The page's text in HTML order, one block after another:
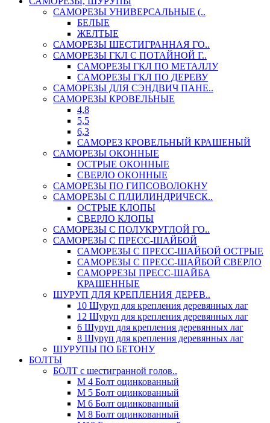
САМОРЕЗЫ УНИВЕРСАЛЬНЫЕ (..
БЕЛЫЕ
ЖЕЛТЫЕ
САМОРЕЗЫ ШЕСТИГРАННАЯ ГО..
САМОРЕЗЫ ГКЛ С ПОТАЙНОЙ Г..
САМОРЕЗЫ ГКЛ ПО МЕТАЛЛУ
САМОРЕЗЫ ГКЛ ПО ДЕРЕВУ
САМОРЕЗЫ ДЛЯ СЭНДВИЧ ПАНЕ..
САМОРЕЗЫ КРОВЕЛЬНЫЕ
4,8
5,5
6,3
САМОРЕЗ КРОВЕЛЬНЫЙ КРАШЕНЫЙ
САМОРЕЗЫ ОКОННЫЕ
ОСТРЫЕ ОКОННЫЕ
СВЕРЛО ОКОННЫЕ
САМОРЕЗЫ ПО ГИПСОВОЛОКНУ
САМОРЕЗЫ С П/ЦИЛИНДРИЧЕСК..
ОСТРЫЕ КЛОПЫ
СВЕРЛО КЛОПЫ
САМОРЕЗЫ С ПОЛУКРУГЛОЙ ГО..
САМОРЕЗЫ С ПРЕСС-ШАЙБОЙ
САМОРЕЗЫ С ПРЕСС-ШАЙБОЙ ОСТРЫЕ
САМОРЕЗЫ С ПРЕСС-ШАЙБОЙ СВЕРЛО
САМОРРЕЗЫ ПРЕСС-ШАЙБА
КРАШЕННЫЕ
ШУРУП ДЛЯ КРЕПЛЕНИЯ ДЕРЕВ..
10 Шуруп для крепления деревянных лаг
12 Шуруп для крепления деревянных лаг
6 Шуруп для крепления деревянных лаг
8 Шуруп для крепления деревянных лаг
ШУРУПЫ ПО БЕТОНУ
БОЛТЫ
БОЛТ с шестигранной голов..
М 4 Болт оцинкованный
М 5 Болт оцинкованный
М 6 Болт оцинкованный
М 8 Болт оцинкованный